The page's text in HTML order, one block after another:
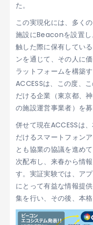
た。
この実現化には、多く
施設にBeaconを設置
触した際に保有してい
ンを通じて、その人に
ラットフォームを構築
ACCESSは、この度、
だける企業（東京都、
の施設運営事業者）を
併せて現在ACCESSは
だけるスマートフォン
とも協業の協議を進め
次配布し、来春から情
す。実証実験では、ア
にとって有益な情報提
集を行い、その後、本